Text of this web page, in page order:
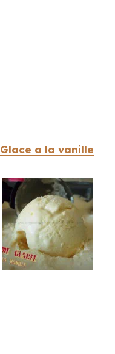
Glace a la vanille